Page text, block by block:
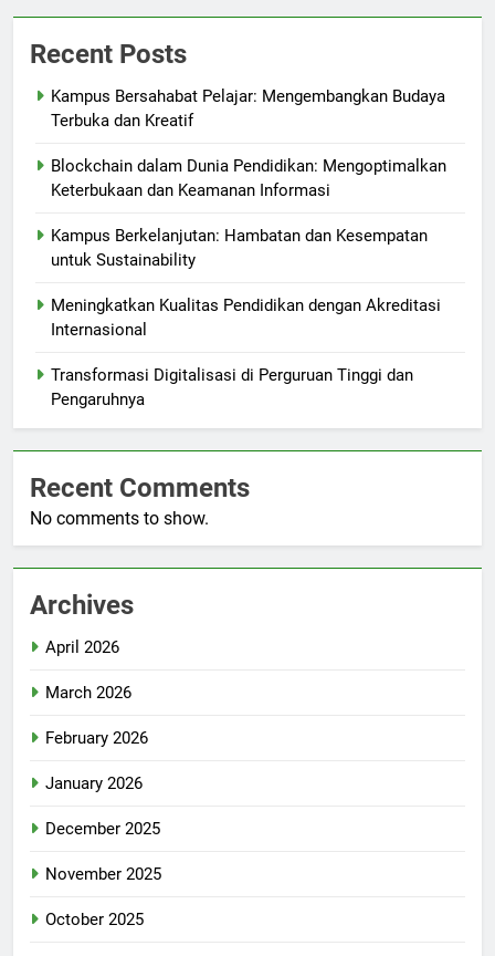
Recent Posts
Kampus Bersahabat Pelajar: Mengembangkan Budaya
Terbuka dan Kreatif
Blockchain dalam Dunia Pendidikan: Mengoptimalkan
Keterbukaan dan Keamanan Informasi
Kampus Berkelanjutan: Hambatan dan Kesempatan
untuk Sustainability
Meningkatkan Kualitas Pendidikan dengan Akreditasi
Internasional
Transformasi Digitalisasi di Perguruan Tinggi dan
Pengaruhnya
Recent Comments
No comments to show.
Archives
April 2026
March 2026
February 2026
January 2026
December 2025
November 2025
October 2025